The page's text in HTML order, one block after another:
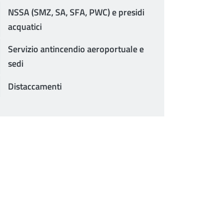
NSSA (SMZ, SA, SFA, PWC) e presidi
acquatici
Servizio antincendio aeroportuale e
sedi
Distaccamenti